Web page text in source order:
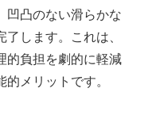
凹凸のない滑らかな
します。これは、
的負担を劇的に軽減
メリットです。